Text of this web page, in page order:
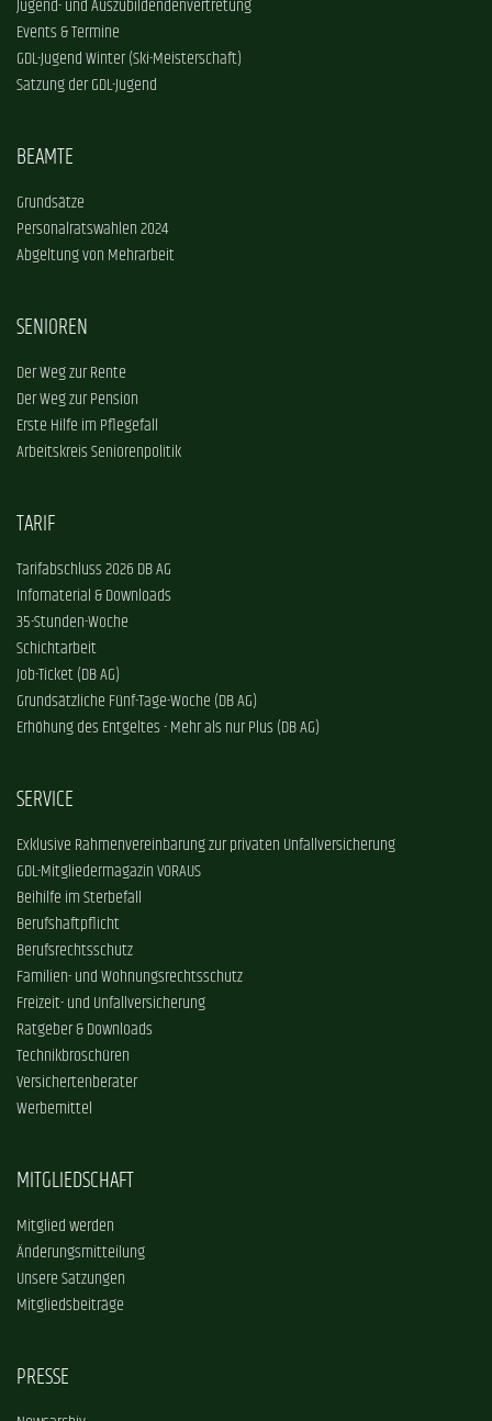
Jugend- und Auszubildendenvertretung
Events & Termine
GDL-Jugend Winter (Ski-Meisterschaft)
Satzung der GDL-Jugend
BEAMTE
Grundsätze
Personalratswahlen 2024
Abgeltung von Mehrarbeit
SENIOREN
Der Weg zur Rente
Der Weg zur Pension
Erste Hilfe im Pflegefall
Arbeitskreis Seniorenpolitik
TARIF
Tarifabschluss 2026 DB AG
Infomaterial & Downloads
35-Stunden-Woche
Schichtarbeit
Job-Ticket (DB AG)
Grundsätzliche Fünf-Tage-Woche (DB AG)
Erhöhung des Entgeltes - Mehr als nur Plus (DB AG)
SERVICE
Exklusive Rahmenvereinbarung zur privaten Unfallversicherung
GDL-Mitgliedermagazin VORAUS
Beihilfe im Sterbefall
Berufshaftpflicht
Berufsrechtsschutz
Familien- und Wohnungsrechtsschutz
Freizeit- und Unfallversicherung
Ratgeber & Downloads
Technikbroschüren
Versichertenberater
Werbemittel
MITGLIEDSCHAFT
Mitglied werden
Änderungsmitteilung
Unsere Satzungen
Mitgliedsbeiträge
PRESSE